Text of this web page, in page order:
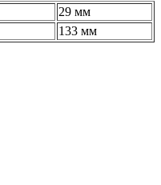
29 мм
133 мм